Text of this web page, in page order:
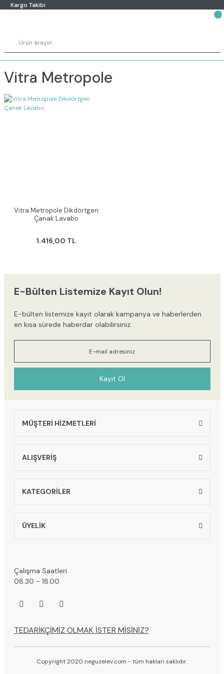
Kargo Takibi
Vitra Metropole
Vitra Metropole Dikdörtgen
Çanak Lavabo
1.416,00 TL
E-Bülten Listemize Kayıt Olun!
E-bülten listemize kayıt olarak kampanya ve haberlerden
en kısa sürede haberdar olabilirsiniz.
Kayıt Ol
MÜŞTERİ HİZMETLERİ
ALIŞVERİŞ
KATEGORİLER
ÜYELİK
Çalışma Saatleri
08.30 - 18.00
TEDARİKÇİMİZ OLMAK İSTER MİSİNİZ?
Copyright 2020 neguzelev.com - tüm hakları saklıdır.